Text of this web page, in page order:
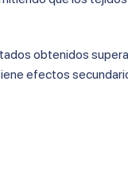
obtenidos
efectos